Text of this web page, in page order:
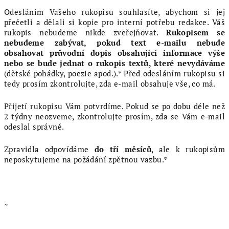
Odesláním Vašeho rukopisu souhlasíte, abychom si jej
přečetli a dělali si kopie pro interní potřebu redakce. Váš
rukopis nebudeme nikde zveřejňovat.Rukopisem se
nebudeme zabývat, pokud text e-mailu nebude
obsahovat průvodní dopis obsahující informace výše
nebo se bude jednat o rukopis textů, které nevydáváme
(dětské pohádky, poezie apod.).* Před odesláním rukopisu si
tedy prosím zkontrolujte, zda e-mail obsahuje vše, co má.
Přijetí rukopisu Vám potvrdíme. Pokud se po dobu déle než
2 týdny neozveme, zkontrolujte prosím, zda se Vám e-mail
odeslal správně.
Zpravidla odpovídáme do tří měsíců, ale k rukopisům
neposkytujeme na požádání zpětnou vazbu.*
~